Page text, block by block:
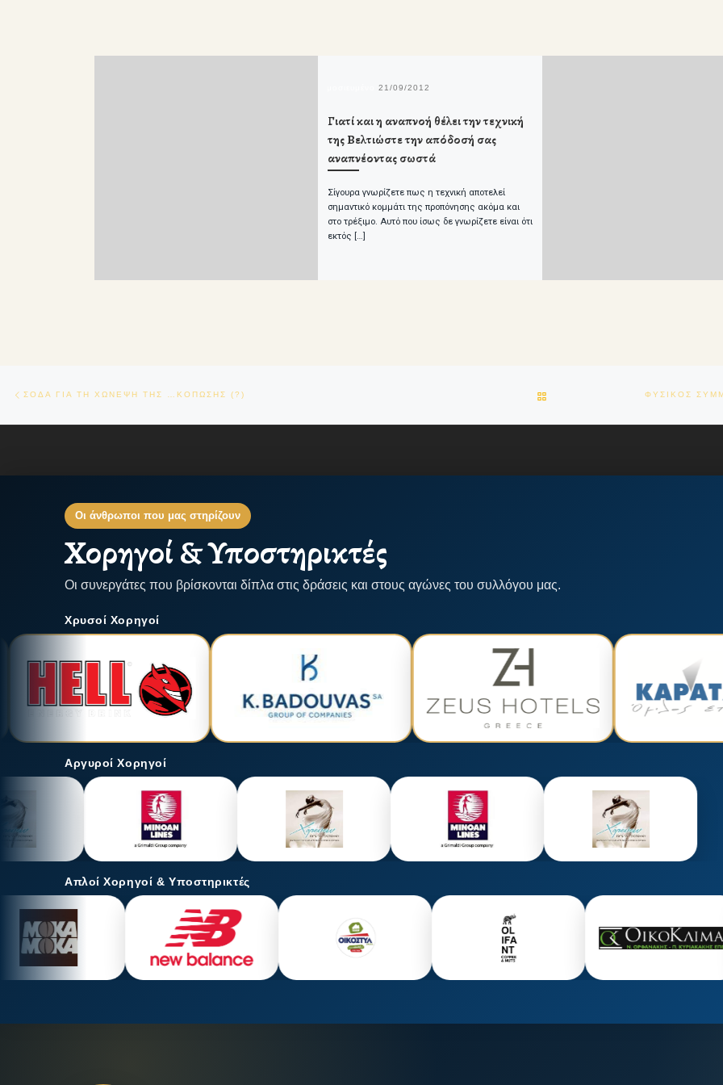
21/09/2012
Γιατί και η αναπνοή θέλει την τεχνική
της Bελτιώστε την απόδοσή σας
αναπνέοντας σωστά
Σίγουρα γνωρίζετε πως η τεχνική αποτελεί
σημαντικό κομμάτι της προπόνησης ακόμα και
στο τρέξιμο. Αυτό που ίσως δε γνωρίζετε είναι ότι
εκτός […]
Πλοήγηση δημοσιεύσεων
ΣΟΔΑ ΓΙΑ ΤΗ ΧΩΝΕΨΗ ΤΗΣ …ΚΟΠΩΣΗΣ (?) BACK TO POST LIST
Οι άνθρωποι που μας στηρίζουν
Χορηγοί & Υποστηρικτές
Οι συνεργάτες που βρίσκονται δίπλα στις δράσεις και στους αγώνες του συλλόγου μας.
Χρυσοί Χορηγοί
Αργυροί Χορηγοί
Απλοί Χορηγοί & Υποστηρικτές